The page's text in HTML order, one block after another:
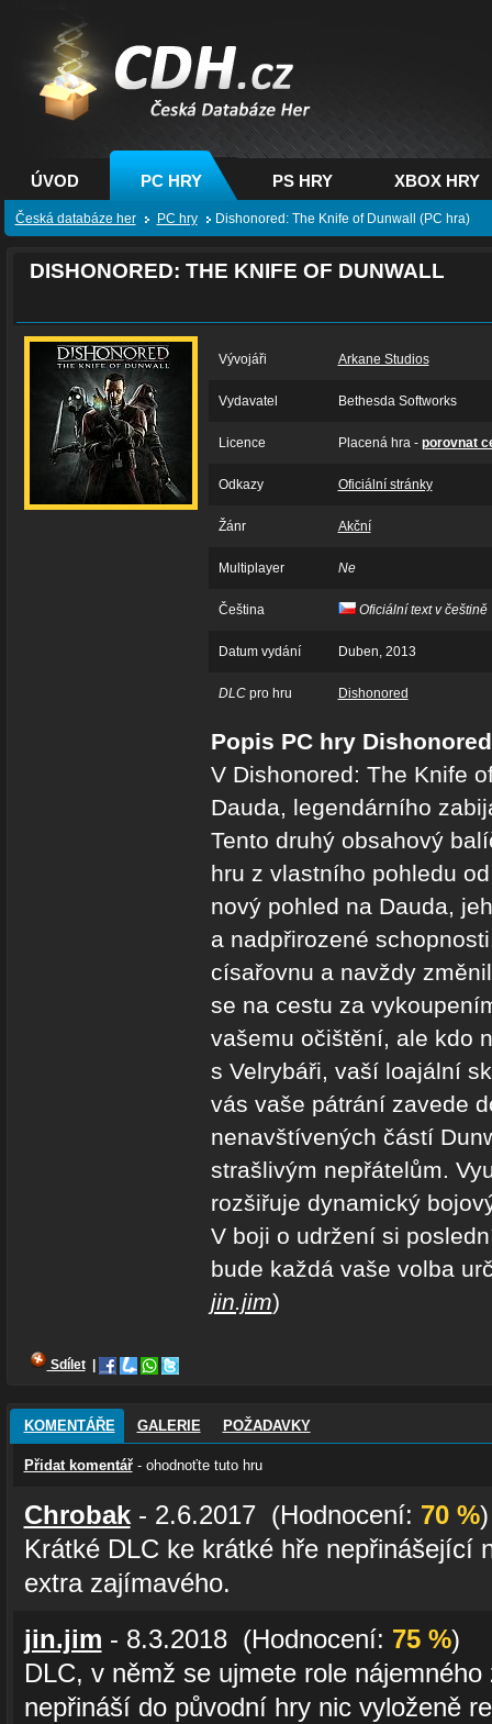
CDH.cz - hry na PC,
PS, XBOX - Česká
databáze her
ÚVOD PC HRY PS HRY XBOX HRY
Česká databáze her PC hry Dishonored: The Knife of Dunwall (PC hra)
DISHONORED: THE KNIFE OF DUNWALL
Vývojáři Arkane Studios
Vydavatel Bethesda Softworks
Licence Placená hra - porovnat
Odkazy Oficiální stránky
Žánr Akční
Multiplayer Ne
Čeština Oficiální text v češtině
Datum vydání Duben, 2013
DLCpro hru Dishonored
Popis PC hry
V Dishonored: The Knife
Dauda, legendárního
Tento druhý obsahový
hru z vlastního pohledu
nový pohled na Dauda,
a nadpřirozené
císařovnu a navždy
se na cestu za
vašemu očištění, ale kdo
s Velrybáři, vaší loajální
vás vaše pátrání zavede
nenavštívených částí
strašlivým nepřátelům.
rozšiřuje dynamický
V boji o udržení si
bude každá vaše volba
jin.jim)
Sdílet
KOMENTÁŘE GALERIE POŽADAVKY
Přidat komentář- ohodnoťte tuto hru
Chrobak- 2.6.2017 (Hodnocení: 70 %)
Krátké DLC ke krátké hře nepřinášející
extra zajímavého.
jin.jim - 8.3.2018 (Hodnocení: 75 %)
DLC, v němž se ujmete role nájemného
nepřináší do původní hry nic vyloženě